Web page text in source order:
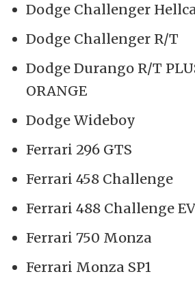
Dodge Challenger
Dodge Challenger R/T
Dodge Durango R/T
ORANGE
Dodge Wideboy
Ferrari 296 GTS
Ferrari 458 Challenge
Ferrari 488 Challenge
Ferrari 750 Monza
Ferrari Monza SP1